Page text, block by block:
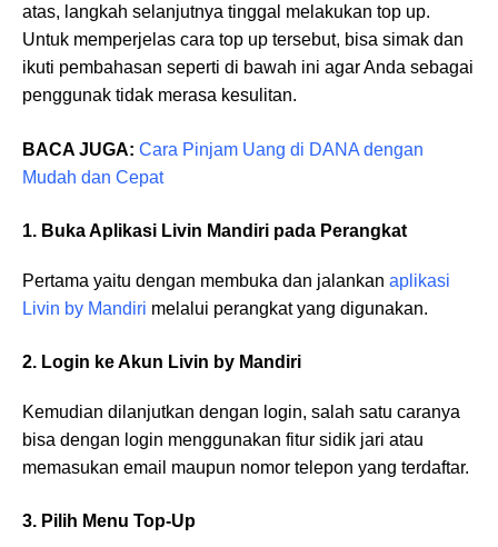
atas, langkah selanjutnya tinggal melakukan top up.
Untuk memperjelas cara top up tersebut, bisa simak dan
ikuti pembahasan seperti di bawah ini agar Anda sebagai
penggunak tidak merasa kesulitan.
BACA JUGA: Cara Pinjam Uang di DANA dengan
Mudah dan Cepat
1. Buka Aplikasi Livin Mandiri pada Perangkat
Pertama yaitu dengan membuka dan jalankan aplikasi
Livin by Mandiri melalui perangkat yang digunakan.
2. Login ke Akun Livin by Mandiri
Kemudian dilanjutkan dengan login, salah satu caranya
bisa dengan login menggunakan fitur sidik jari atau
memasukan email maupun nomor telepon yang terdaftar.
3. Pilih Menu Top-Up